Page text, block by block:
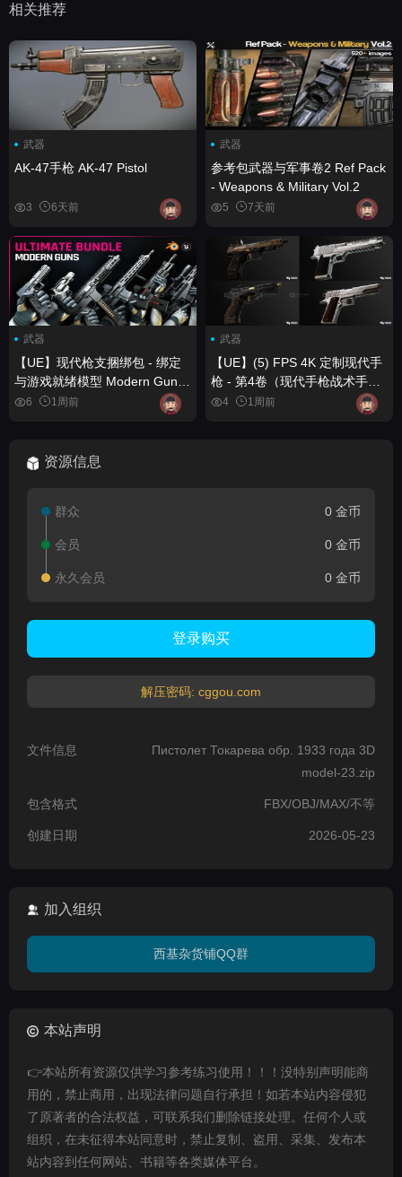
相关推荐
武器
AK-47手枪 AK-47 Pistol
3 6天前
武器
参考包武器与军事卷2 Ref Pack
- Weapons & Military Vol.2
5 7天前
武器
【UE】现代枪支捆绑包 - 绑定
与游戏就绪模型 Modern Guns
Bundle - Rigged & Game
6 1周前
武器
【UE】(5) FPS 4K 定制现代手
枪 - 第4卷（现代手枪战术手
枪） (5) FPS 4K Custom
Modern Handguns - VOL.4 (
4 1周前
资源信息
群众 0 金币
会员 0 金币
永久会员 0 金币
登录购买
解压密码: cggou.com
文件信息
Пистолет Токарева обр. 1933 года 3D
model-23.zip
包含格式 FBX/OBJ/MAX/不等
创建日期 2026-05-23
加入组织
西基杂货铺QQ群
本站声明
👉本站所有资源仅供学习参考练习使用！！！没特别声明能商
用的，禁止商用，出现法律问题自行承担！如若本站内容侵犯
了原著者的合法权益，可联系我们删除链接处理。任何个人或
组织，在未征得本站同意时，禁止复制、盗用、采集、发布本
站内容到任何网站、书籍等各类媒体平台。